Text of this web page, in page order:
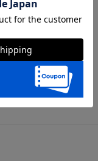
定番のクリアツイル
立ちはほとんどな
美しいドレープ性を
CANONICO カ